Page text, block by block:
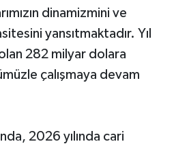
dinamizmini ve
yansıtmaktadır. Yıl
282 milyar dolara
çalışmaya devam
2026 yılında cari